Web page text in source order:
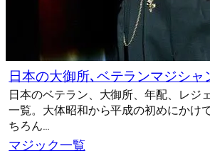
日本の大御所､ベテランマジシャ
日本のベテラン、大御所、年配、レジ
一覧。大体昭和から平成の初めにかけ
ちろん…
マジック一覧